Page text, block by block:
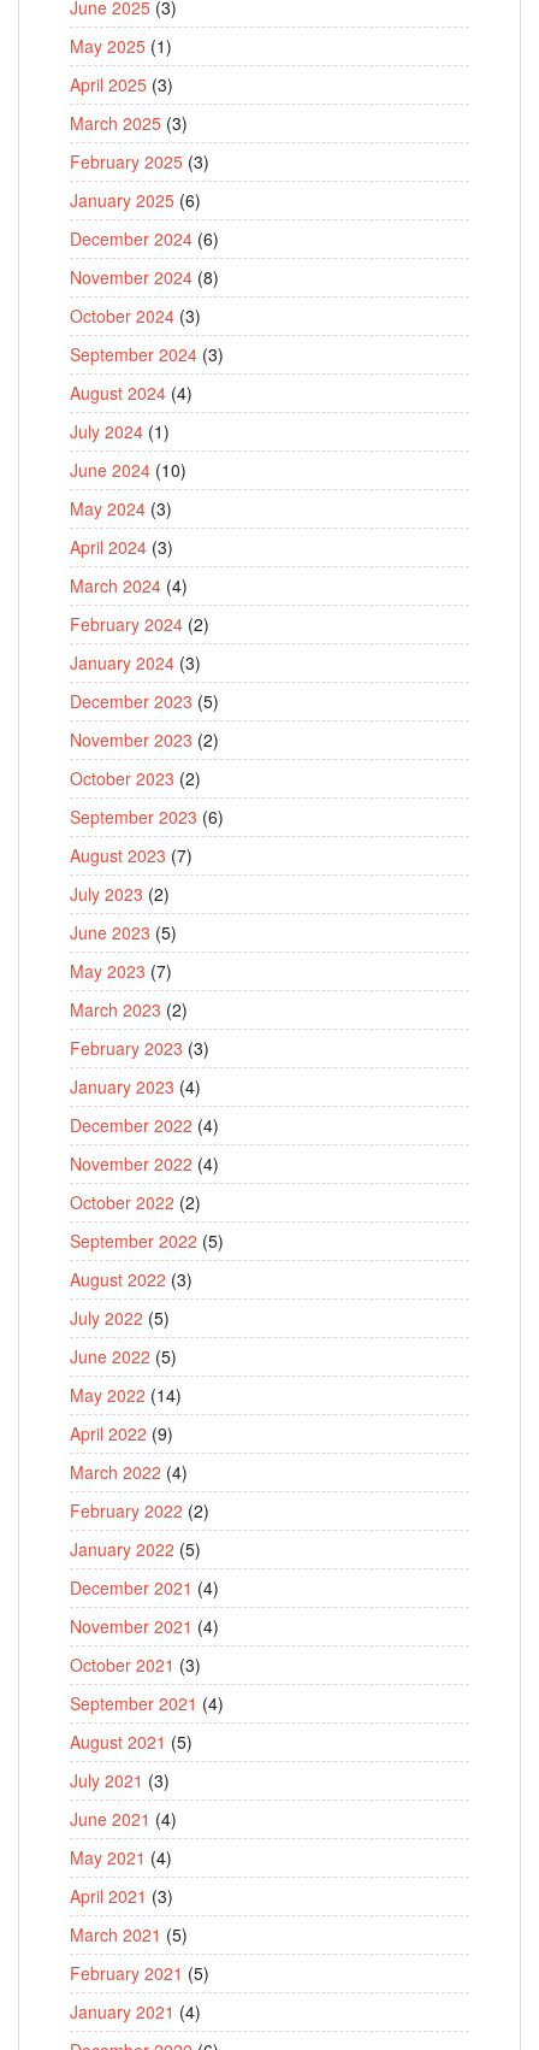
June 2025 (3)
May 2025 (1)
April 2025 (3)
March 2025 (3)
February 2025 (3)
January 2025 (6)
December 2024 (6)
November 2024 (8)
October 2024 (3)
September 2024 (3)
August 2024 (4)
July 2024 (1)
June 2024 (10)
May 2024 (3)
April 2024 (3)
March 2024 (4)
February 2024 (2)
January 2024 (3)
December 2023 (5)
November 2023 (2)
October 2023 (2)
September 2023 (6)
August 2023 (7)
July 2023 (2)
June 2023 (5)
May 2023 (7)
March 2023 (2)
February 2023 (3)
January 2023 (4)
December 2022 (4)
November 2022 (4)
October 2022 (2)
September 2022 (5)
August 2022 (3)
July 2022 (5)
June 2022 (5)
May 2022 (14)
April 2022 (9)
March 2022 (4)
February 2022 (2)
January 2022 (5)
December 2021 (4)
November 2021 (4)
October 2021 (3)
September 2021 (4)
August 2021 (5)
July 2021 (3)
June 2021 (4)
May 2021 (4)
April 2021 (3)
March 2021 (5)
February 2021 (5)
January 2021 (4)